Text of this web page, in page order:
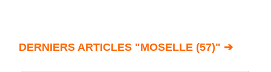
DERNIERS ARTICLES "MOSELLE (57)" ➔